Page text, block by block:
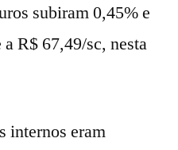
subiram 0,45% e
R$ 67,49/sc, nesta
internos eram